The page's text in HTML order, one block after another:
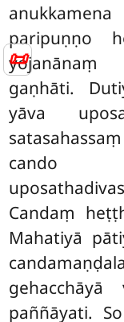
📜
paripuṇṇo
yojanānaṃ
gaṇhāti.
yāva
cando
Candaṃ
Mahatiyā
paññāyati.